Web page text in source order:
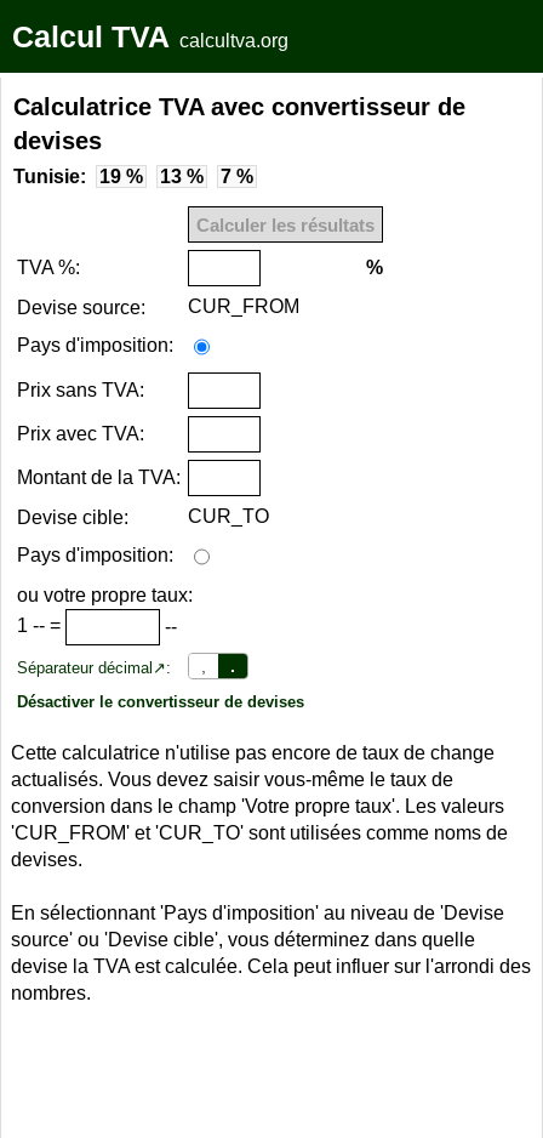
Calcul TVA calcultva.org
Calculatrice TVA avec convertisseur de
devises
Tunisie: 19 % 13 % 7 %
TVA %:
%
Devise source:
CUR_FROM
Pays d'imposition:
Prix sans TVA:
Prix avec TVA:
Montant de la TVA:
Devise cible:
CUR_TO
Pays d'imposition:
ou votre propre taux:
1 -- = --
Séparateur décimal↗: .
Désactiver le convertisseur de devises
Cette calculatrice n'utilise pas encore de taux de change
actualisés. Vous devez saisir vous-même le taux de
conversion dans le champ 'Votre propre taux'. Les valeurs
'CUR_FROM' et 'CUR_TO' sont utilisées comme noms de
devises.
En sélectionnant 'Pays d'imposition' au niveau de 'Devise
source' ou 'Devise cible', vous déterminez dans quelle
devise la TVA est calculée. Cela peut influer sur l'arrondi des
nombres.